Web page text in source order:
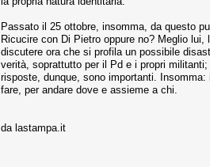
Passato il 25 ottobre, insomma, da questo
Ricucire con Di Pietro oppure no? Meglio
discutere ora che si profila un possibile
verità, soprattutto per il Pd e i propri
risposte, dunque, sono importanti.
fare, per andare dove e assieme a chi.
da lastampa.it